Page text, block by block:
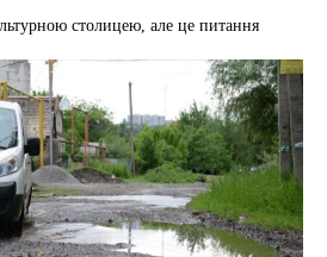
столицею, але це питання